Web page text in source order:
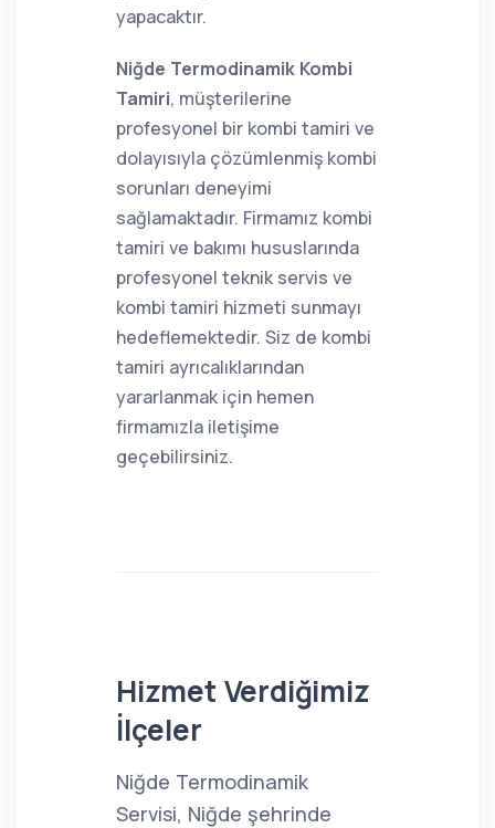
yapacaktır.
Niğde Termodinamik Kombi
Tamiri, müşterilerine
profesyonel bir kombi tamiri ve
dolayısıyla çözümlenmiş kombi
sorunları deneyimi
sağlamaktadır. Firmamız kombi
tamiri ve bakımı hususlarında
profesyonel teknik servis ve
kombi tamiri hizmeti sunmayı
hedeflemektedir. Siz de kombi
tamiri ayrıcalıklarından
yararlanmak için hemen
firmamızla iletişime
geçebilirsiniz.
Hizmet Verdiğimiz
İlçeler
Niğde Termodinamik
Servisi, Niğde şehrinde